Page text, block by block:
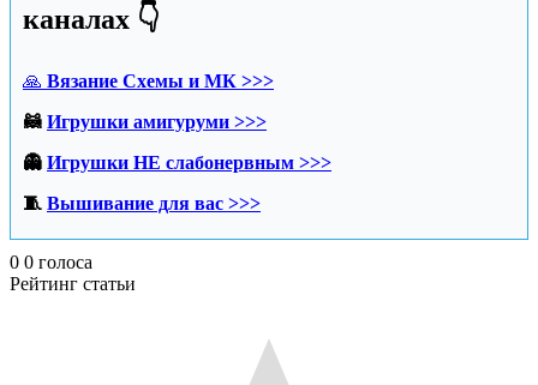
каналах 👇
🙏 Вязание Схемы и МК >>>
🦝 Игрушки амигуруми >>>
👻 Игрушки НЕ слабонервным >>>
🧵 Вышивание для вас >>>
0 0 голоса
Рейтинг статьи